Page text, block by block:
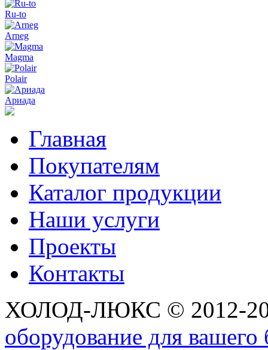
Ru-to
Arneg
Magma
Polair
Ариада
Главная
Покупателям
Каталог продукции
Наши услуги
Проекты
Контакты
ХОЛОД-ЛЮКС © 2012-
оборудование для вашего